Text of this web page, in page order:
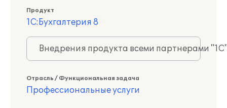
Продукт
1С:Бухгалтерия 8
Внедрения продукта всеми партнерами
Отрасль / Функциональная задача
Профессиональные услуги